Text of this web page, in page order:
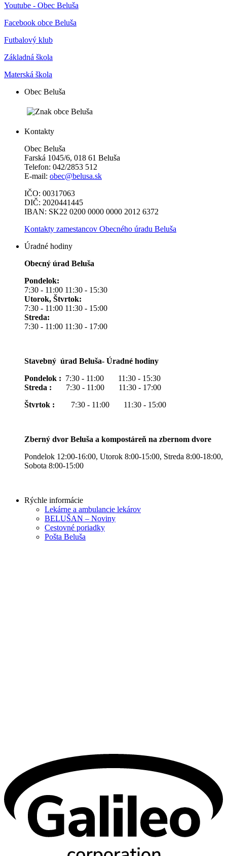
Youtube - Obec Beluša
Facebook obce Beluša
Futbalový klub
Základná škola
Materská škola
Obec Beluša
Kontakty
Obec Beluša
Farská 1045/6, 018 61 Beluša
Telefon: 042/2853 512
E-mail: obec@belusa.sk
IČO: 00317063
DIČ: 2020441445
IBAN: SK22 0200 0000 0000 2012 6372
Kontakty zamestancov Obecného úradu Beluša
Úradné hodiny
Obecný úrad Beluša
Pondelok:
7:30 - 11:00 11:30 - 15:30
Utorok, Štvrtok:
7:30 - 11:00 11:30 - 15:00
Streda:
7:30 - 11:00 11:30 - 17:00
Stavebný úrad Beluša- Úradné hodiny
Pondelok : 7:30 - 11:00 11:30 - 15:30
Streda : 7:30 - 11:00 11:30 - 17:00
Štvrtok : 7:30 - 11:00 11:30 - 15:00
Zberný dvor Beluša a kompostáreň na zbernom dvore
Pondelok 12:00-16:00, Utorok 8:00-15:00, Streda 8:00-18:00,
Sobota 8:00-15:00
Rýchle informácie
Lekárne a ambulancie lekárov
BELUŠAN – Noviny
Cestovné poriadky
Pošta Beluša